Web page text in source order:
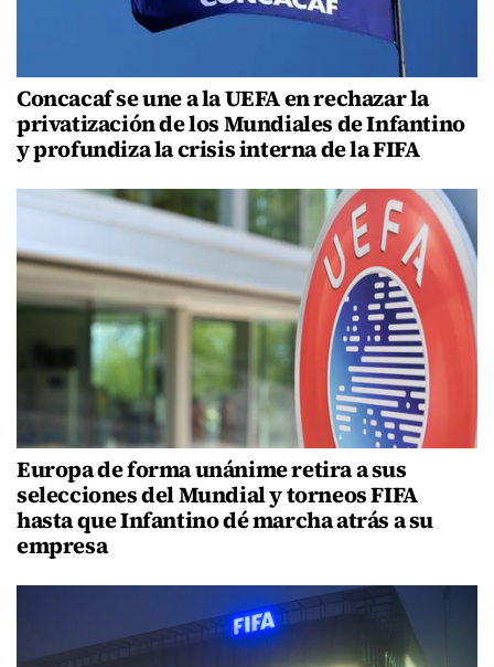
Concacaf se une a la UEFA en rechazar la
privatización de los Mundiales de Infantino
y profundiza la crisis interna de la FIFA
Europa de forma unánime retira a sus
selecciones del Mundial y torneos FIFA
hasta que Infantino dé marcha atrás a su
empresa